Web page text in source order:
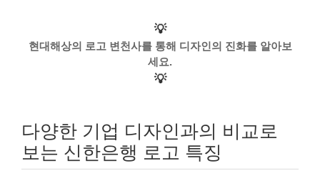
💡
현대해상의 로고 변천사를 통해 디자인의 진화를 알아보
세요.
💡
다양한 기업 디자인과의 비교로
보는 신한은행 로고 특징